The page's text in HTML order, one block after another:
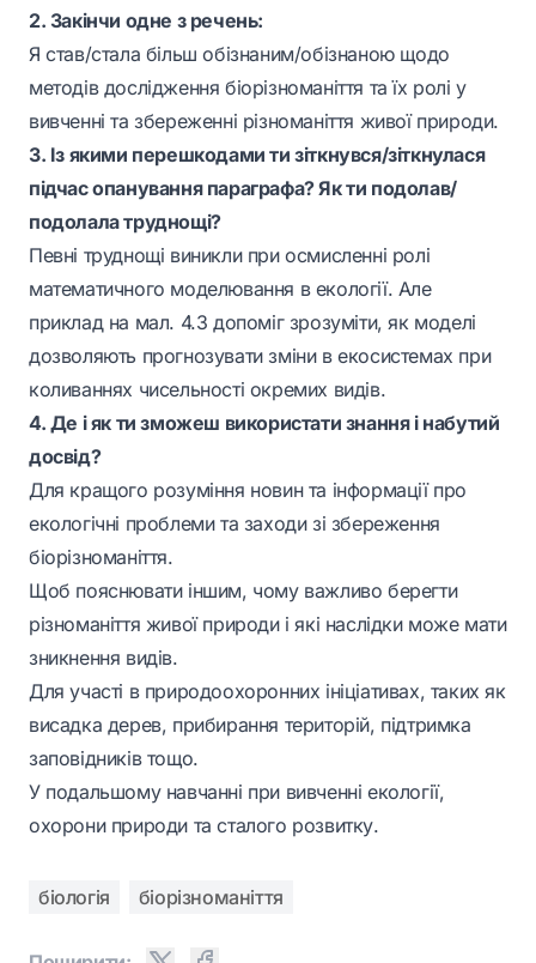
2. Закінчи одне з речень:
Я став/стала більш обізнаним/обізнаною щодо
методів дослідження біорізноманіття та їх ролі у
вивченні та збереженні різноманіття живої природи.
3. Із якими перешкодами ти зіткнувся/зіткнулася
підчас опанування параграфа? Як ти подолав/
подолала труднощі?
Певні труднощі виникли при осмисленні ролі
математичного моделювання в екології. Але
приклад на мал. 4.3 допоміг зрозуміти, як моделі
дозволяють прогнозувати зміни в екосистемах при
коливаннях чисельності окремих видів.
4. Де і як ти зможеш використати знання і набутий
досвід?
Для кращого розуміння новин та інформації про
екологічні проблеми та заходи зі збереження
біорізноманіття.
Щоб пояснювати іншим, чому важливо берегти
різноманіття живої природи і які наслідки може мати
зникнення видів.
Для участі в природоохоронних ініціативах, таких як
висадка дерев, прибирання територій, підтримка
заповідників тощо.
У подальшому навчанні при вивченні екології,
охорони природи та сталого розвитку.
біологія біорізноманіття